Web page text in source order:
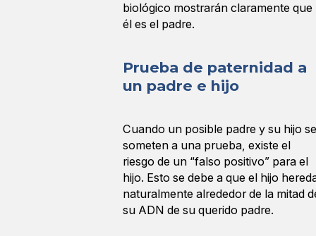
biológico mostrarán claramente que
él es el padre.
Prueba de paternidad a
un padre e hijo
Cuando un posible padre y su hijo se
someten a una prueba, existe el
riesgo de un “falso positivo” para el
hijo. Esto se debe a que el hijo
naturalmente alrededor de la mitad
su ADN de su querido padre.